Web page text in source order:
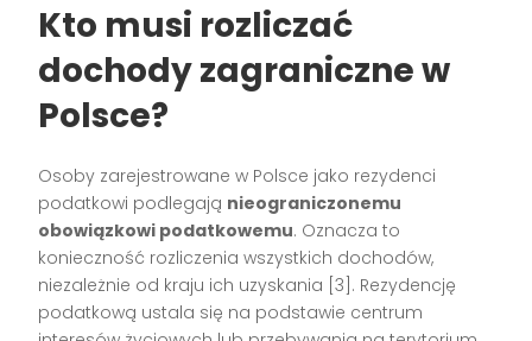
Kto musi rozliczać
dochody zagraniczne w
Polsce?
Osoby zarejestrowane w Polsce jako rezydenci
podatkowi podlegają nieograniczonemu
obowiązkowi podatkowemu. Oznacza to
konieczność rozliczenia wszystkich dochodów,
niezależnie od kraju ich uzyskania [3]. Rezydencję
podatkową ustala się na podstawie centrum